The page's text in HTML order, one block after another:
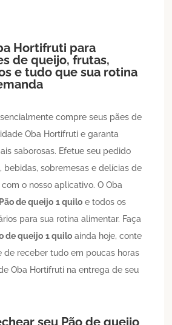
Hortifruti para
de queijo, frutas,
e tudo que sua rotina
compre seus pães de
Oba Hortifruti e garanta
saborosas. Efetue seu pedido
bebidas, sobremesas e delícias de
o nosso aplicativo. O Oba
Pão de queijo 1 quilo e todos os
para sua rotina alimentar. Faça
de queijo 1 quilo ainda hoje, conte
de receber tudo em poucas horas
Oba Hortifruti na entrega de seu
seu Pão de queijo